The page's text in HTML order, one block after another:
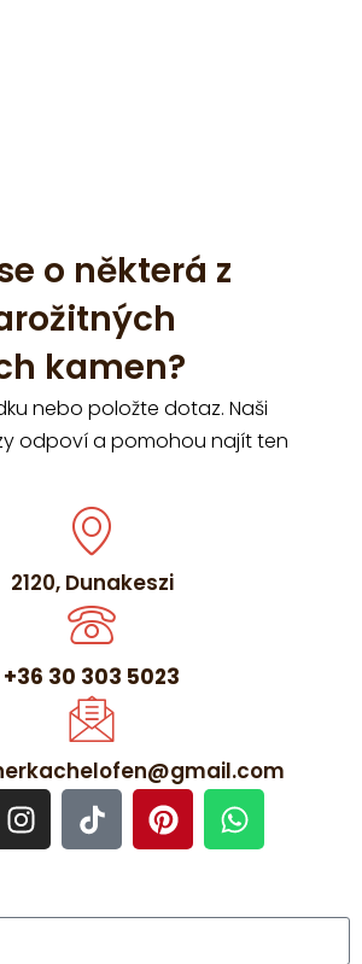
o některá z
kamen?
nebo položte dotaz. Naši
odpoví a pomohou najít ten
2120, Dunakeszi
+36 30 303 5023